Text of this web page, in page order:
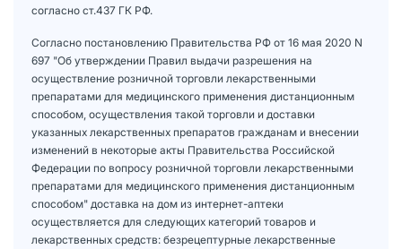
согласно ст.437 ГК РФ.
Согласно постановлению Правительства РФ от 16 мая 2020 N
697 "Об утверждении Правил выдачи разрешения на
осуществление розничной торговли лекарственными
препаратами для медицинского применения дистанционным
способом, осуществления такой торговли и доставки
указанных лекарственных препаратов гражданам и внесении
изменений в некоторые акты Правительства Российской
Федерации по вопросу розничной торговли лекарственными
препаратами для медицинского применения дистанционным
способом" доставка на дом из интернет-аптеки
осуществляется для следующих категорий товаров и
лекарственных средств: безрецептурные лекарственные